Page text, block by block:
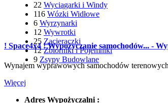
22 Wyciągarki i Windy
116 Wózki Widłowe
6 Wyrzynarki
12 Wywrotki
25 Zacieraczki
12 Zbiorniki i Pojemniki
9 Zsypy Budowlane
! Space4x4 ! Wypożyczanie samochodów... -
Wynajem wyprawowych samochodów
Więcej
Adres Wypożyczalni :